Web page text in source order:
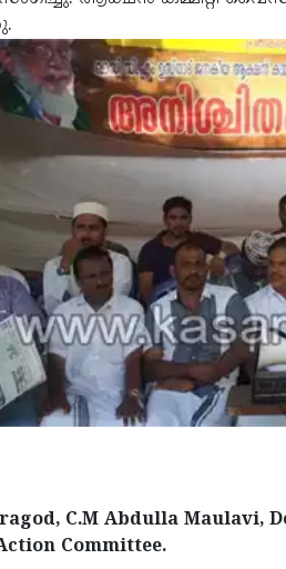
C.M Abdulla Maulavi,
Committee.